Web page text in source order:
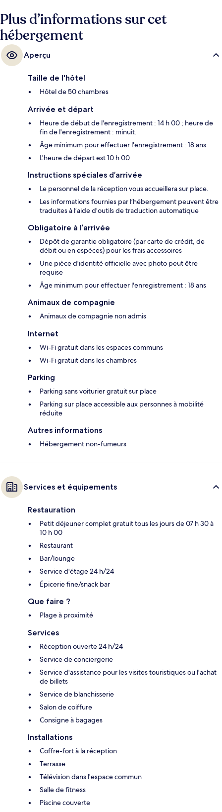
Plus d’informations sur cet
hébergement
Aperçu
Taille de l'hôtel
Hôtel de 50 chambres
Arrivée et départ
Heure de début de l'enregistrement : 14 h 00 ; heure de
fin de l'enregistrement : minuit.
Âge minimum pour effectuer l'enregistrement : 18 ans
L'heure de départ est 10 h 00
Instructions spéciales d’arrivée
Le personnel de la réception vous accueillera sur place.
Les informations fournies par l’hébergement peuvent être
traduites à l’aide d’outils de traduction automatique
Obligatoire à l’arrivée
Dépôt de garantie obligatoire (par carte de crédit, de
débit ou en espèces) pour les frais accessoires
Une pièce d'identité officielle avec photo peut être
requise
Âge minimum pour effectuer l'enregistrement : 18 ans
Animaux de compagnie
Animaux de compagnie non admis
Internet
Wi-Fi gratuit dans les espaces communs
Wi-Fi gratuit dans les chambres
Parking
Parking sans voiturier gratuit sur place
Parking sur place accessible aux personnes à mobilité
réduite
Autres informations
Hébergement non-fumeurs
Services et équipements
Restauration
Petit déjeuner complet gratuit tous les jours de 07 h 30 à
10 h 00
Restaurant
Bar/lounge
Service d'étage 24 h/24
Épicerie fine/snack bar
Que faire ?
Plage à proximité
Services
Réception ouverte 24 h/24
Service de conciergerie
Service d'assistance pour les visites touristiques ou l'achat
de billets
Service de blanchisserie
Salon de coiffure
Consigne à bagages
Installations
Coffre-fort à la réception
Terrasse
Télévision dans l'espace commun
Salle de fitness
Piscine couverte